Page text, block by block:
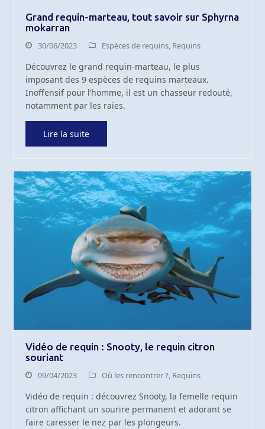
Grand requin-marteau, tout savoir sur Sphyrna
mokarran
30/06/2023 Espèces de requins, Requins
Découvrez le grand requin-marteau, le plus
imposant des 9 espèces de requins marteaux.
Inoffensif pour l’homme, il est un chasseur redouté,
notamment par les raies.
Lire la suite
Vidéo de requin : Snooty, le requin citron
souriant
09/04/2023 Où les rencontrer ?, Requins
Vidéo de requin : découvrez Snooty, la femelle requin
citron affichant un sourire permanent et adorant se
faire caresser le nez par les plongeurs.